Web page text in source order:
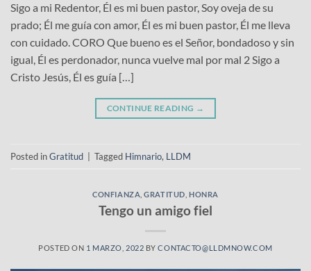
Sigo a mi Redentor, Él es mi buen pastor, Soy oveja de su
prado; Él me guía con amor, Él es mi buen pastor, Él me lleva
con cuidado. CORO Que bueno es el Señor, bondadoso y sin
igual, Él es perdonador, nunca vuelve mal por mal 2 Sigo a
Cristo Jesús, Él es guía […]
CONTINUE READING →
Posted inGratitud | Tagged Himnario, LLDM
CONFIANZA ,GRATITUD HONRA
Tengo un amigo fiel
POSTED ON 1 MARZO, 2022 BYCONTACTO@LLDMNOW.COM